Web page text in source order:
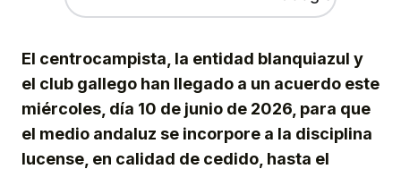
El centrocampista, la entidad blanquiazul y
el club gallego han llegado a un acuerdo este
miércoles, día 10 de junio de 2026, para que
el medio andaluz se incorpore a la disciplina
lucense, en calidad de cedido, hasta el